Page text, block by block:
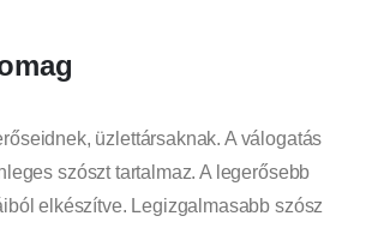
üzlettársaknak. A válogatás
szószt tartalmaz. A legerősebb
elkészítve. Legizgalmasabb szósz